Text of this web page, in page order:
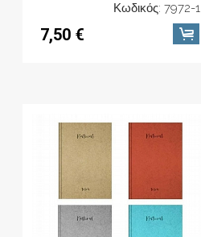
Κωδικός: 7972-1
7,50 €